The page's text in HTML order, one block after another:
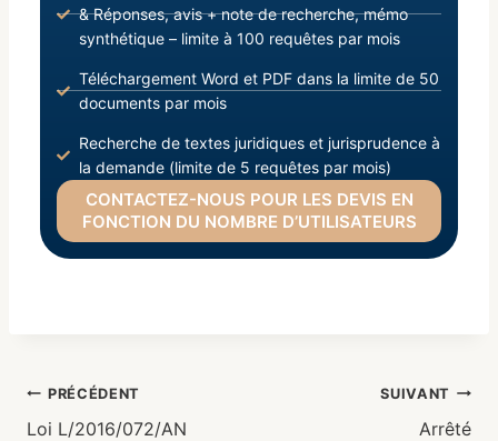
& Réponses, avis + note de recherche, mémo
synthétique – limite à 100 requêtes par mois
Téléchargement Word et PDF dans la limite de 50
documents par mois
Recherche de textes juridiques et jurisprudence à
la demande (limite de 5 requêtes par mois)
CONTACTEZ-NOUS POUR LES DEVIS EN
FONCTION DU NOMBRE D’UTILISATEURS
PRÉCÉDENT
Loi L/2016/072/AN
SUIVANT
Arrêté